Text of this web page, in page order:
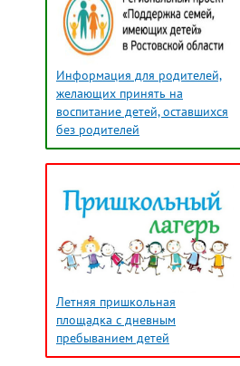
Информация для родителей,
желающих принять на
воспитание детей, оставшихся
без родителей
Летняя пришкольная
площадка с дневным
пребыванием детей